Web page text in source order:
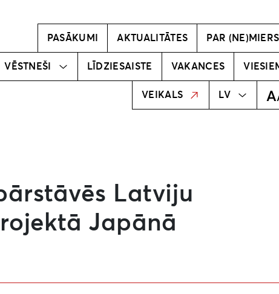
PASĀKUMI AKTUALITĀTES PAR (NE)MIERS
Radošā
VĒSTNEŠI
vēstnesi!
Mūsu
vēstneši
LĪDZIESAISTE VAKANCES
VEIKALS LV
EN
Latviju
Japānā